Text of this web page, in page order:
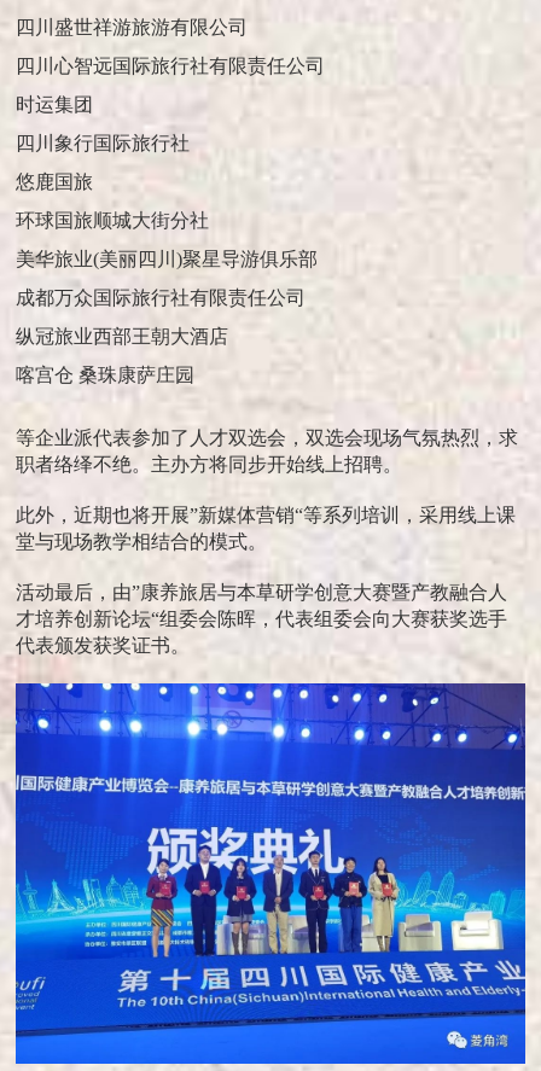
四川盛世祥游旅游有限公司
四川心智远国际旅行社有限责任公司
时运集团
四川象行国际旅行社
悠鹿国旅
环球国旅顺城大街分社
美华旅业(美丽四川)聚星导游俱乐部
成都万众国际旅行社有限责任公司
纵冠旅业西部王朝大酒店
喀宫仓 桑珠康萨庄园
等企业派代表参加了人才双选会，双选会现场气氛热烈，求
职者络绎不绝。主办方将同步开始线上招聘。
此外，近期也将开展”新媒体营销“等系列培训，采用线上课
堂与现场教学相结合的模式。
活动最后，由”康养旅居与本草研学创意大赛暨产教融合人
才培养创新论坛“组委会陈晖，代表组委会向大赛获奖选手
代表颁发获奖证书。